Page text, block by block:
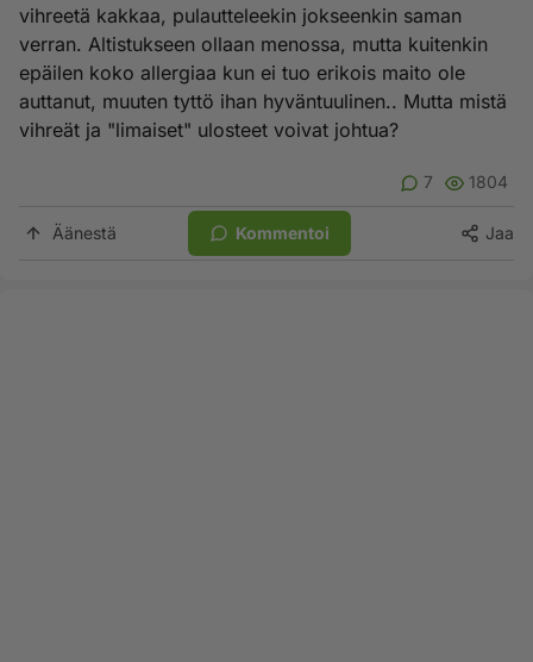
vihreetä kakkaa, pulautteleekin jokseenkin saman
verran. Altistukseen ollaan menossa, mutta kuitenkin
epäilen koko allergiaa kun ei tuo erikois maito ole
auttanut, muuten tyttö ihan hyväntuulinen.. Mutta mistä
vihreät ja "limaiset" ulosteet voivat johtua?
7 1804
Äänestä Kommentoi Jaa